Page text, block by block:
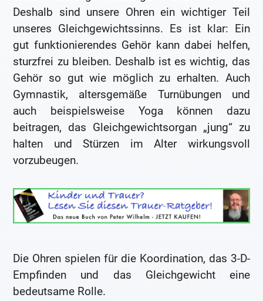
Deshalb sind unsere Ohren ein wichtiger Teil
unseres Gleichgewichtssinns. Es ist klar: Ein
gut funktionierendes Gehör kann dabei helfen,
sturzfrei zu bleiben. Deshalb ist es wichtig, das
Gehör so gut wie möglich zu erhalten. Auch
Gymnastik, altersgemäße Turnübungen und
auch beispielsweise Yoga können dazu
beitragen, das Gleichgewichtsorgan „jung“ zu
halten und Stürzen im Alter wirkungsvoll
vorzubeugen.
Die Ohren spielen für die Koordination, das 3-D-
Empfinden und das Gleichgewicht eine
bedeutsame Rolle.